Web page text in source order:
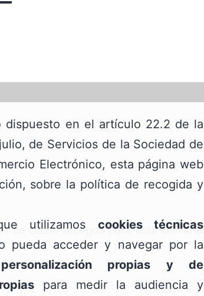
de Gazte Bulegoa para esta semana!
dispuesto en el artículo 22.2 de la
de Servicios de la Sociedad de
Electrónico, esta página web
sobre la política de recogida y
utilizamos cookies técnicas
pueda acceder y navegar por la
propias y de
para medir la audiencia y